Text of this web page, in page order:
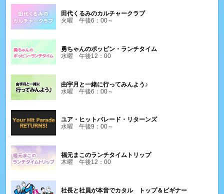
田代くるみのカルチャークラブ
火曜 午後6：00～
勇ちゃんのポッピン・ランチタイム
水曜 午後12：00
由宇月と一緒に行ってみんよう♪
水曜 午後6：00～
ユア・ヒットパレード・リターンズ
水曜 午後9：00～
福元まこのランチタイムトリップ
木曜 午後12：00
社長と社員が本音でカタル トップ＆ビギナー